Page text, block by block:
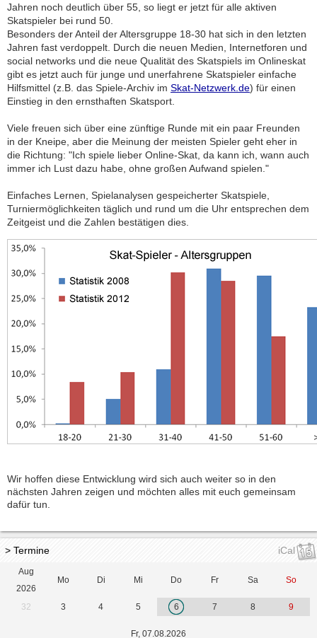
Jahren noch deutlich über 55, so liegt er jetzt für alle aktiven
Skatspieler bei rund 50.
Besonders der Anteil der Altersgruppe 18-30 hat sich in den letzten
Jahren fast verdoppelt. Durch die neuen Medien, Internetforen und
social networks und die neue Qualität des Skatspiels im Onlineskat
gibt es jetzt auch für junge und unerfahrene Skatspieler einfache
Hilfsmittel (z.B. das Spiele-Archiv im Skat-Netzwerk.de) für einen
Einstieg in den ernsthaften Skatsport.
Viele freuen sich über eine zünftige Runde mit ein paar Freunden
in der Kneipe, aber die Meinung der meisten Spieler geht eher in
die Richtung: "Ich spiele lieber Online-Skat, da kann ich, wann auch
immer ich Lust dazu habe, ohne großen Aufwand spielen."
Einfaches Lernen, Spielanalysen gespeicherter Skatspiele,
Turniermöglichkeiten täglich und rund um die Uhr entsprechen dem
Zeitgeist und die Zahlen bestätigen dies.
Wir hoffen diese Entwicklung wird sich auch weiter so in den
nächsten Jahren zeigen und möchten alles mit euch gemeinsam
dafür tun.
> Termine iCal
Aug
2026
Mo Di Mi Do Fr Sa So
32 3 4 5 6 7 8 9
Fr, 07.08.2026